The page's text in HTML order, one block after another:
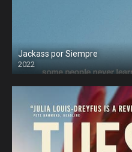
Jackass por Siempre
2022